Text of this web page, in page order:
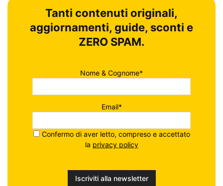
Tanti contenuti originali,
aggiornamenti, guide, sconti e
ZERO SPAM.
Nome & Cognome*
Email*
Confermo di aver letto, compreso e accettato
la privacy policy